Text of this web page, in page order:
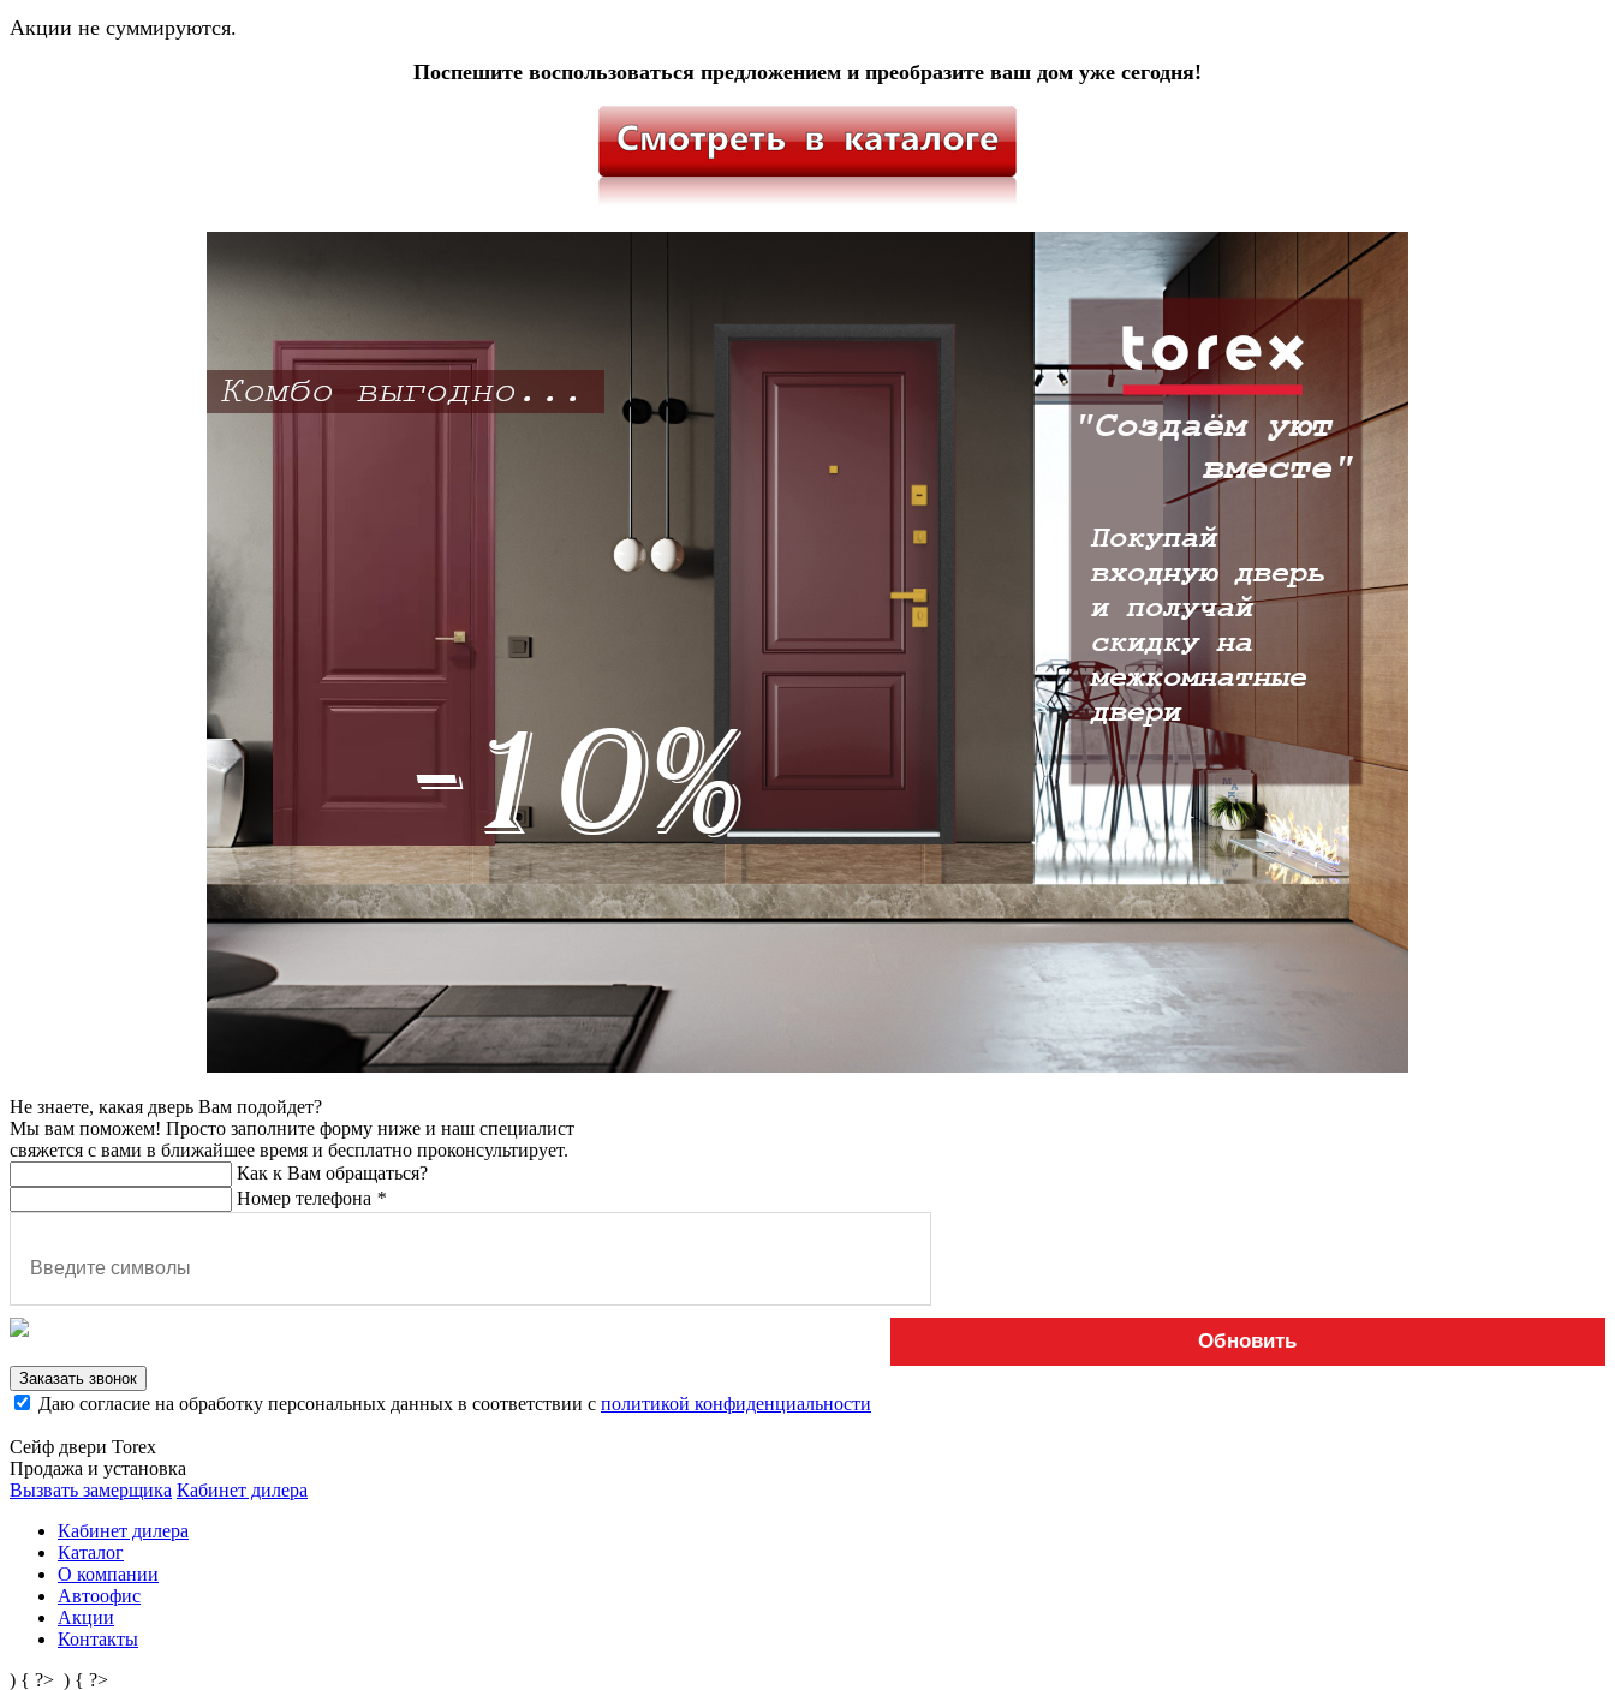
Акции не суммируются.
Поспешите воспользоваться предложением и преобразите ваш дом уже сегодня!
Не знаете, какая дверь Вам подойдет?
Мы вам поможем! Просто заполните форму ниже и наш специалист
свяжется с вами в ближайшее время и бесплатно проконсультирует.
Как к Вам обращаться?
Номер телефона *
Обновить
Заказать звонок
Даю согласие на обработку персональных данных в соответствии с политикой конфиденциальности
Сейф двери Torex
Продажа и установка
Вызвать замерщика Кабинет дилера
Кабинет дилера
Каталог
О компании
Автоофис
Акции
Контакты
) { ?> ) { ?>